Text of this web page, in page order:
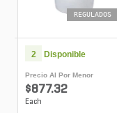
REGULADOS
2 Disponible
Precio Al Por Menor
$877.32
Each